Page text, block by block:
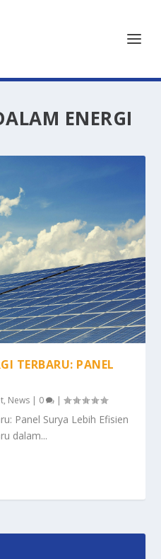
ENERGI
TERBARU: PANEL
, News | 0 |
Panel Surya Lebih Efisien
dalam...